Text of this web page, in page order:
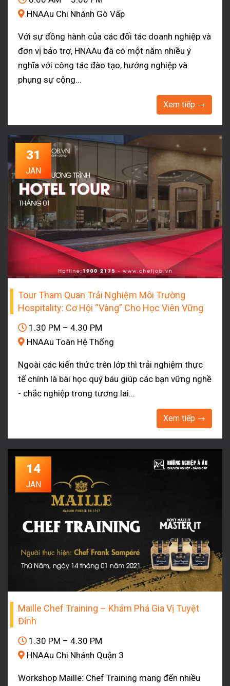
HNAAu Chi Nhánh Gò Vấp
Với sự đồng hành của các đối tác doanh nghiệp và
đơn vị bảo trợ, HNAAu đã có một năm nhiều ý
nghĩa với công tác đào tạo, hướng nghiệp và
phụng sự cộng...
Xem tiếp →
31
JAN
Tour Tham Quan Trải Nghiệm Môi Trường
Hospitality: Cơ Hội “vàng” Cho Học Viên Vững
Nghề
1.30 PM – 4.30 PM
HNAAu Toàn Hệ Thống
Ngoài các kiến thức trên lớp thì trải nghiệm thực
tế chính là bài học quý báu giúp các bạn vững nghề
- chắc nghiệp trong tương lai...
Xem tiếp →
14
JAN
Maille Chef Training – Khám Phá Gia Vị Tuyệt
Đỉnh
1.30 PM – 4.30 PM
HNAAu Chi Nhánh Quận 3
Workshop Maille: Chef Training mang đến nhiều